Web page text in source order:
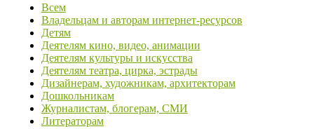
Всем
Владельцам и авторам интернет-ресурсов
Детям
Деятелям кино, видео, анимации
Деятелям культуры и искусства
Деятелям театра, цирка, эстрады
Дизайнерам, художникам, архитекторам
Дошкольникам
Журналистам, блогерам, СМИ
Литераторам